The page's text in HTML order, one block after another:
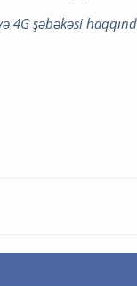
4G şəbəkəsi